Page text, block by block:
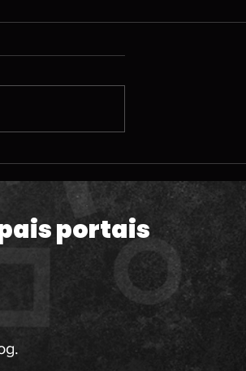
de Astro Bot; Steam
Machine e MUITAS
atualizações legais
portais